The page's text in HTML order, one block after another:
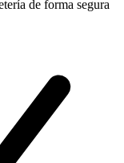
de forma segura